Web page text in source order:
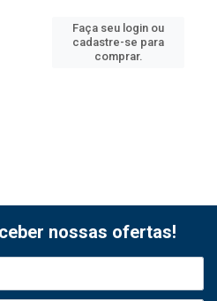
Faça seu login ou
cadastre-se para
comprar.
nossas ofertas!